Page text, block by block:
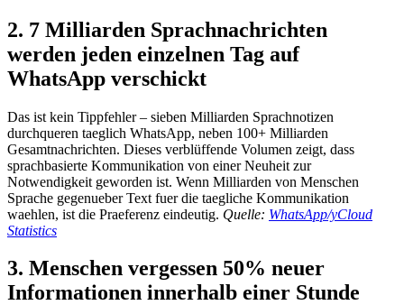
2. 7 Milliarden Sprachnachrichten
werden jeden einzelnen Tag auf
WhatsApp verschickt
Das ist kein Tippfehler – sieben Milliarden Sprachnotizen
durchqueren taeglich WhatsApp, neben 100+ Milliarden
Gesamtnachrichten. Dieses verblüffende Volumen zeigt, dass
sprachbasierte Kommunikation von einer Neuheit zur
Notwendigkeit geworden ist. Wenn Milliarden von Menschen
Sprache gegenueber Text fuer die taegliche Kommunikation
waehlen, ist die Praeferenz eindeutig. Quelle: WhatsApp/yCloud
Statistics
3. Menschen vergessen 50% neuer
Informationen innerhalb einer Stunde